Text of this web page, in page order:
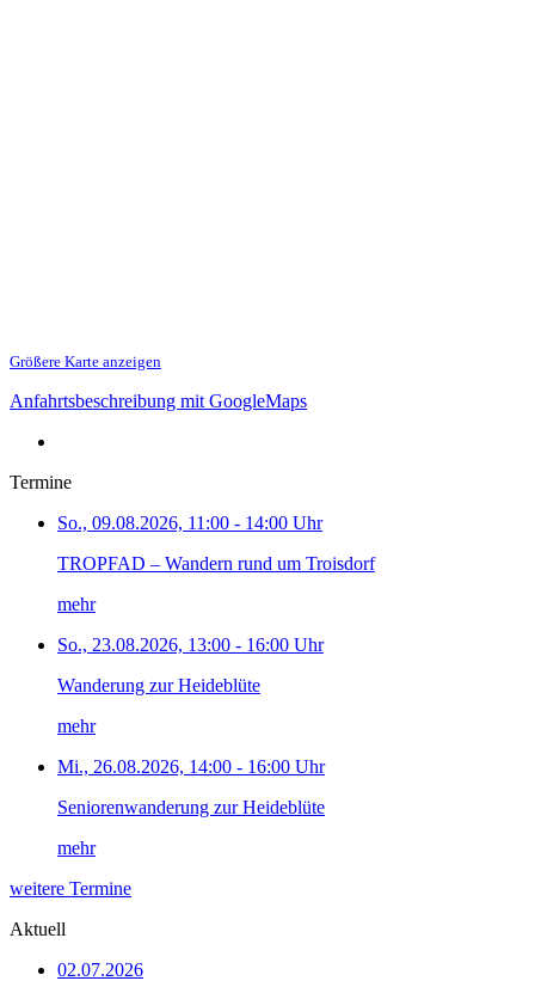
Größere Karte anzeigen
Anfahrtsbeschreibung mit GoogleMaps
Termine
So., 09.08.2026, 11:00 - 14:00 Uhr
TROPFAD – Wandern rund um Troisdorf
mehr
So., 23.08.2026, 13:00 - 16:00 Uhr
Wanderung zur Heideblüte
mehr
Mi., 26.08.2026, 14:00 - 16:00 Uhr
Seniorenwanderung zur Heideblüte
mehr
weitere Termine
Aktuell
02.07.2026